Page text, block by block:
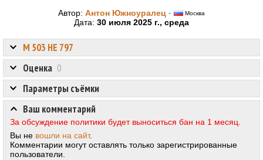
Автор: Антон Южноуралец · Москва
Дата: 30 июля 2025 г., среда
Оценка 0
М 503 НЕ 797
Параметры съёмки
Ваш комментарий
За обсуждение политики будет выноситься бан на 1 месяц.
Вы не вошли на сайт.
Комментарии могут оставлять только зарегистрированные
пользователи.